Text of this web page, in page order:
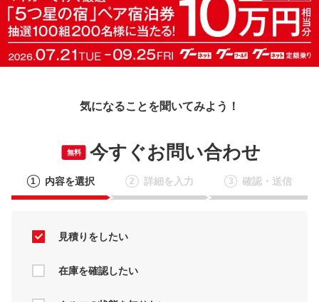
気になることを聞いてみよう！
無料 今すぐお問い合わせ
1 内容を選択 2 詳細を入力 3 確認・送信
見積りをしたい
在庫を確認したい